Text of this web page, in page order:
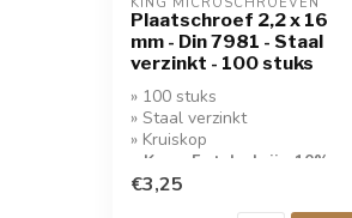
Plaatschroef 2,2 x 16
mm - Din 7981 - Staal
verzinkt - 100 stuks
» 100 stuks
» Staal verzinkt
» Kruiskop
» Koop 5 stuks krijg 10%
korting!
€3,25